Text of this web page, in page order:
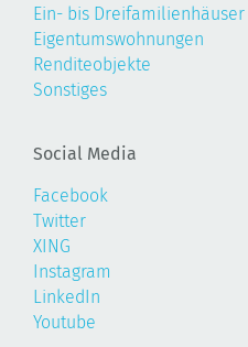
Ein- bis Dreifamilienhäuser
Eigentumswohnungen
Renditeobjekte
Sonstiges
Social Media
Facebook
Twitter
XING
Instagram
LinkedIn
Youtube